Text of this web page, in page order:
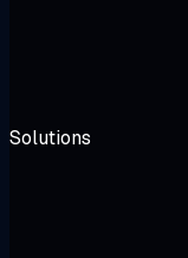
Solutions